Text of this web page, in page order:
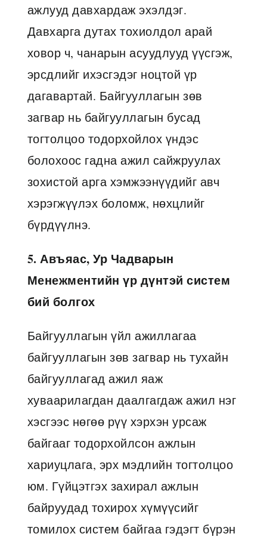
ажлууд давхардаж эхэлдэг.
Давхарга дутах тохиолдол арай
ховор ч, чанарын асуудлууд үүсгэж,
эрсдлийг ихэсгэдэг ноцтой үр
дагавартай. Байгууллагын зөв
загвар нь байгууллагын бусад
тогтолцоо тодорхойлох үндэс
болохоос гадна ажил сайжруулах
зохистой арга хэмжээнүүдийг авч
хэрэгжүүлэх боломж, нөхцлийг
бүрдүүлнэ.
5. Авъяас, Ур Чадварын
Менежментийн үр дүнтэй систем
бий болгох
Байгууллагын үйл ажиллагаа
байгууллагын зөв загвар нь тухайн
байгууллагад ажил яаж
хуваарилагдан даалгагдаж ажил нэг
хэсгээс нөгөө рүү хэрхэн урсаж
байгааг тодорхойлсон ажлын
хариуцлага, эрх мэдлийн тогтолцоо
юм. Гүйцэтгэх захирал ажлын
байруудад тохирох хүмүүсийг
томилох систем байгаа гэдэгт бүрэн